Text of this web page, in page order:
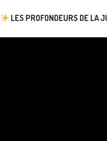
LES PROFONDEURS DE LA